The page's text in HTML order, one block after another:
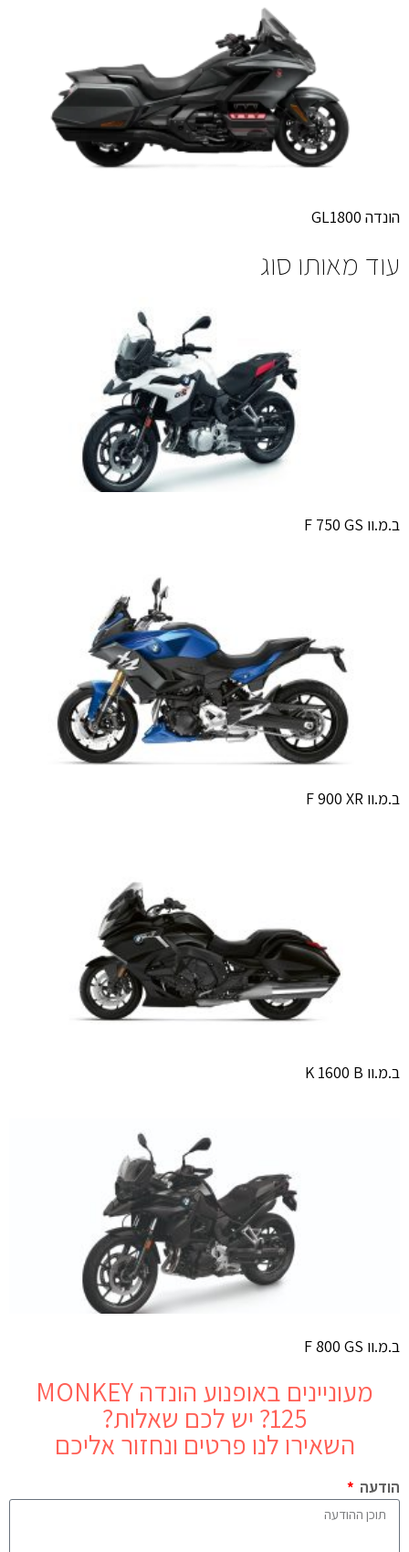
הונדה GL1800
עוד מאותו סוג
ב.מ.וו F 750 GS
ב.מ.וו F 900 XR
ב.מ.וו K 1600 B
ב.מ.וו F 800 GS
מעוניינים באופנוע הונדה MONKEY
125? יש לכם שאלות?
השאירו לנו פרטים ונחזור אליכם
הודעה